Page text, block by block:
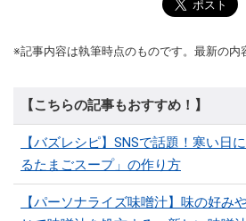
※記事内容は執筆時点のものです。最新の内
【こちらの記事もおすすめ！】
【バズレシピ】SNSで話題！寒い日
るたまごスープ」の作り方
【パーソナライズ味噌汁】味の好み